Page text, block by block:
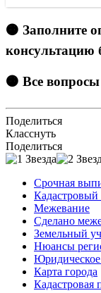
🟠 Заполните
консультацию
🟠 Все
Поделиться
Класснуть
Поделиться
Срочная
Кадастровый
Межевание
Сделано
Земельный
Нюансы
Карта города
Кадастровая